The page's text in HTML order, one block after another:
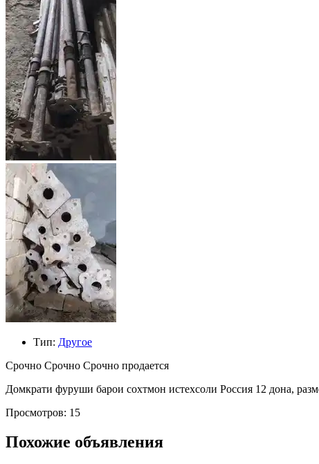
Тип: Другое
Срочно Срочно Срочно продается
Домкрати фуруши барои сохтмон истехсоли Россия 12 дона,
Просмотров: 15
Похожие объявления